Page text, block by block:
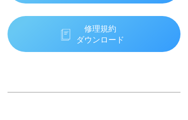
修理規約
ダウンロード